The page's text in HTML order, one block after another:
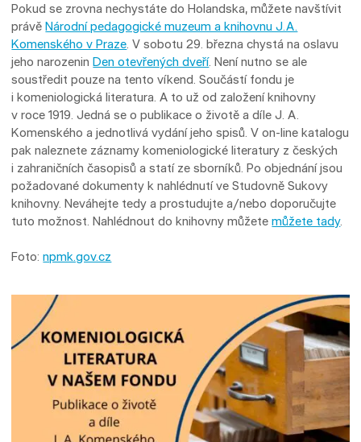
Pokud se zrovna nechystáte do Holandska, můžete navštívit
právěNárodní pedagogické muzeum a knihovnu J.A.
Komenského v Praze. V sobotu 29. března chystá na oslavu
jeho narozeninDen otevřených dveří. Není nutno se ale
soustředit pouze na tento víkend. Součástí fondu je
i komeniologická literatura. A to už od založení knihovny
v roce 1919. Jedná se o publikace o životě a díle J. A.
Komenského a jednotlivá vydání jeho spisů. V on-line katalogu
pak naleznete záznamy komeniologické literatury z českých
i zahraničních časopisů a statí ze sborníků. Po objednání jsou
požadované dokumenty k nahlédnutí ve Studovně Sukovy
knihovny. Neváhejte tedy a prostudujte a/nebo doporučujte
tuto možnost. Nahlédnout do knihovny můžetemůžete tady.
Foto:npmk.gov.cz